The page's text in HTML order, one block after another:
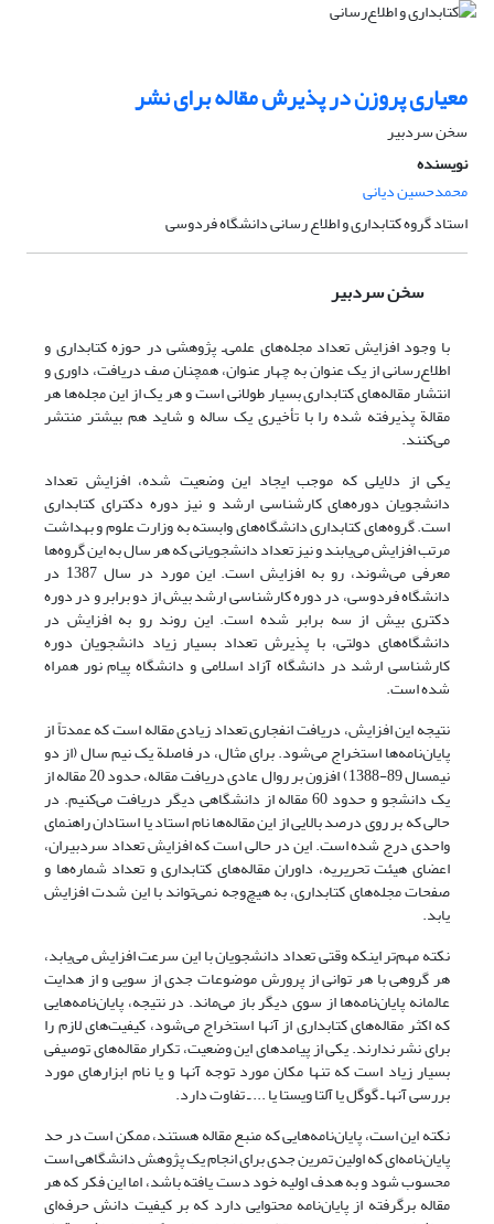
معیاری پروزن در پذیرش مقاله برای نشر
سخن سردبیر
نویسنده
محمدحسین دیانی
استاد گروه کتابداری و اطلاع رسانی دانشگاه فردوسی
سخن سردبیر
با وجود افزایش تعداد مجله‌های علمی‌ـ پژوهشی در حوزه کتابداری و
اطلاع‌رسانی از یک عنوان به چهار عنوان، همچنان صف دریافت، داوری و
انتشار مقاله‌های کتابداری بسیار طولانی است و هر یک از این مجله‌ها هر
مقالة پذیرفته شده را با تأخیری یک ساله و شاید هم بیشتر منتشر
می‌کنند.
یکی از دلایلی که موجب ایجاد این وضعیت شده، افزایش تعداد
دانشجویان دوره‌های کارشناسی ارشد و نیز دوره دکترای کتابداری
است. گروه‌های کتابداری دانشگاه‌های وابسته به وزارت علوم و بهداشت
مرتب افزایش می‌یابند و نیز تعداد دانشجویانی که هر سال به این گروه‌ها
معرفی می‌شوند، رو به افزایش است. این مورد در سال 1387 در
دانشگاه فردوسی، در دوره کارشناسی ارشد بیش از دو برابر و در دوره
دکتری بیش از سه برابر شده است. این روند رو به افزایش در
دانشگاه‌های دولتی، با پذیرش تعداد بسیار زیاد دانشجویان دوره
کارشناسی ارشد در دانشگاه آزاد اسلامی و دانشگاه پیام نور همراه
شده است.
نتیجه این افزایش، دریافت انفجاری تعداد زیادی مقاله است که عمدتاً از
پایان‌نامه‌ها استخراج می‌شود. برای مثال، در فاصلة یک نیم سال (از دو
نیمسال 89-1388) افزون بر روال عادی دریافت مقاله، حدود 20 مقاله از
یک دانشجو و حدود 60 مقاله از دانشگاهی دیگر دریافت می‌کنیم. در
حالی که بر روی درصد بالایی از این مقاله‌ها نام استاد یا استادان راهنمای
واحدی درج شده است. این در حالی است که افزایش تعداد سردبیران،
اعضای هیئت تحریریه، داوران مقاله‌‌های کتابداری و تعداد شماره‌ها و
صفحات مجله‌های کتابداری، به هیچ‌وجه نمی‌تواند با این شدت افزایش
یابد.
نکته مهم‌تر اینکه وقتی تعداد دانشجویان با این سرعت افزایش می‌یابد،
هر گروهی با هر توانی از پرورش موضوعات جدی از سویی و از هدایت
عالمانه پایان‌نامه‌ها از سوی دیگر باز می‌ماند. در نتیجه، پایان‌نامه‌هایی
که اکثر مقاله‌های کتابداری از آنها استخراج می‌شود، کیفیت‌های لازم را
برای نشر ندارند. یکی از پیامدهای این وضعیت، تکرار مقاله‌های توصیفی
بسیار زیاد است که تنها مکان مورد توجه آنها و یا نام ابزارهای مورد
بررسی آنها ـ گوگل یا آلتا ویستا یا ... ـ تفاوت دارد.
نکته این است، پایان‌نامه‌هایی که منبع مقاله هستند، ممکن است در حد
پایان‌نامه‌ای که اولین تمرین جدی برای انجام یک پژوهش دانشگاهی است
محسوب ‌شود و به هدف اولیه خود دست یافته باشد، اما این فکر که هر
مقاله برگرفته از پایان‌نامه محتوایی دارد که بر کیفیت دانش حرفه‌ای